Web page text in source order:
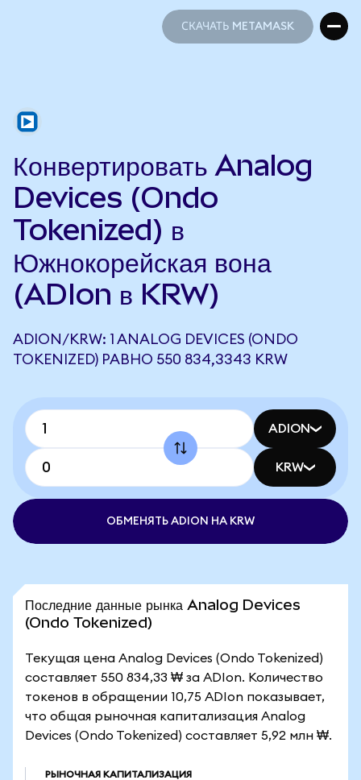
СКАЧАТЬ METAMASK
Конвертировать Analog
Devices (Ondo
Tokenized) в
Южнокорейская вона
(ADIon в KRW)
ADION/KRW: 1 ANALOG DEVICES (ONDO
TOKENIZED) РАВНО 550 834,3343 KRW
ADION
KRW
ОБМЕНЯТЬ ADION НА KRW
Последние данные рынка Analog Devices
(Ondo Tokenized)
Текущая цена Analog Devices (Ondo Tokenized)
составляет 550 834,33 ₩ за ADIon. Количество
токенов в обращении 10,75 ADIon показывает,
что общая рыночная капитализация Analog
Devices (Ondo Tokenized) составляет 5,92 млн ₩.
РЫНОЧНАЯ КАПИТАЛИЗАЦИЯ